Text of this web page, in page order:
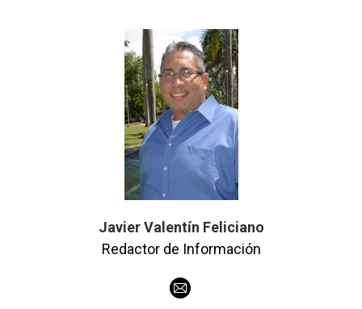
Javier Valentín Feliciano
Redactor de Información
E-